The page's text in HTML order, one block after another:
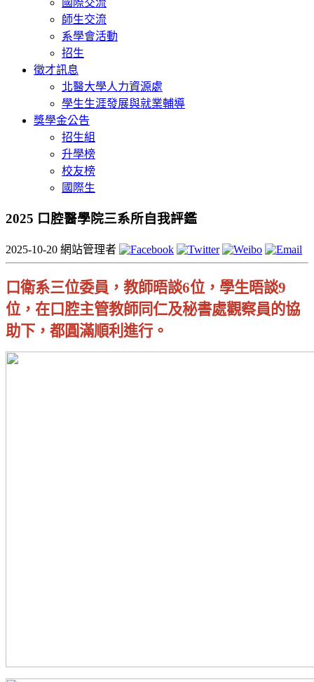
師生交流
系學會活動
招生
徵才訊息
北醫大學人力資源處
學生生涯發展與就業輔導
獎學金公告
招生組
升學榜
校友榜
國際生
2025 口腔醫學院三系所自我評鑑
2025-10-20 網站管理者
口衛系三位委員，教師晤談6位，學生晤談9
位，在口腔主管教師同仁及秘書處觀察員的協
助下，都圓滿順利進行。